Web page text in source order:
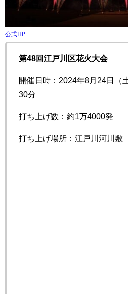
公式HP
第48回江戸川区花火大会
開催日時：2024年8月24日（
30分
打ち上げ数：約1万4000発
打ち上げ場所：江戸川河川敷